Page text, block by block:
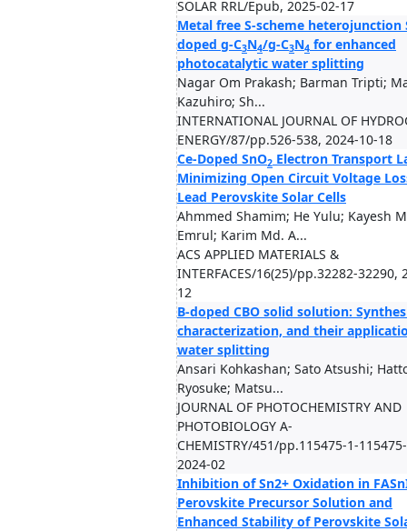
SOLAR RRL/Epub, 2025-02-17
Metal free S-scheme heterojunction
doped g-C3N4/g-C3N4 for enhanced
photocatalytic water splitting
Nagar Om Prakash; Barman Tripti;
Kazuhiro; Sh...
INTERNATIONAL JOURNAL OF
ENERGY/87/pp.526-538, 2024-10-18
Ce-Doped SnO2 Electron Transport
Minimizing Open Circuit Voltage
Lead Perovskite Solar Cells
Ahmmed Shamim; He Yulu; Kayesh
Emrul; Karim Md. A...
ACS APPLIED MATERIALS &
INTERFACES/16(25)/pp.32282-32290,
12
B-doped CBO solid solution:
characterization, and their
water splitting
Ansari Kohkashan; Sato Atsushi;
Ryosuke; Matsu...
JOURNAL OF PHOTOCHEMISTRY AND
PHOTOBIOLOGY A-
CHEMISTRY/451/pp.115475-1-
2024-02
Inhibition of Sn2+ Oxidation in
Perovskite Precursor Solution and
Enhanced Stability of Perovskite